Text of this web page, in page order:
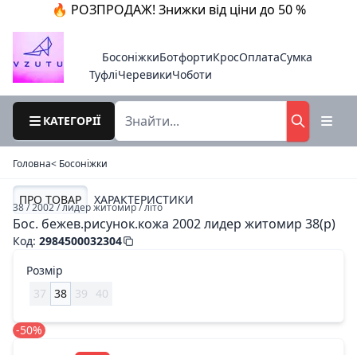
🔥 РОЗПРОДАЖ! Знижки від ціни до 50 %
БосоніжкиБотфортиКросОплатаСумка
ТуфліЧеревикиЧоботи
КАТЕГОРІЇ
Головна< Босоніжки
ПРО ТОВАР ХАРАКТЕРИСТИКИ
38 / 2002 / лидер житомир / літо
Бос. бежев.рисунок.кожа 2002 лидер житомир 38(р)
Код: 2984500032304
Розмір
37 38 39 40
-50%